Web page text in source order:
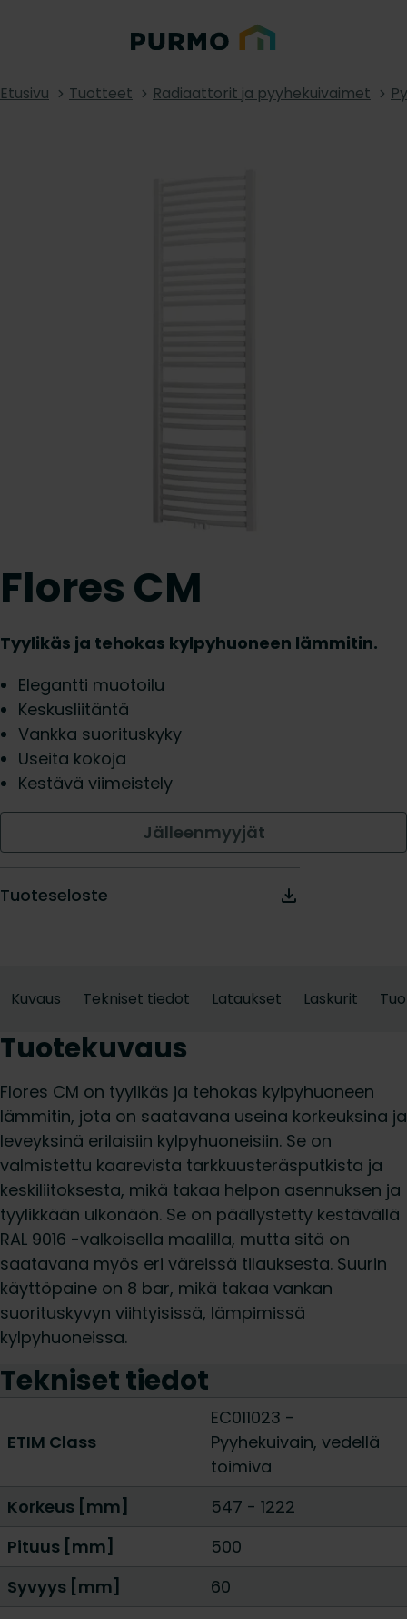
Etusivu Tuotteet Radiaattorit ja pyyhekuivaimet
Flores CM
Tyylikäs ja tehokas kylpyhuoneen lämmitin.
Elegantti muotoilu
Keskusliitäntä
Vankka suorituskyky
Useita kokoja
Kestävä viimeistely
Jälleenmyyjät
Tuoteseloste
Kuvaus Tekniset tiedot Lataukset Laskurit
Tuotekuvaus
Flores CM on tyylikäs ja tehokas kylpyhuoneen
lämmitin, jota on saatavana useina korkeuksina ja
leveyksinä erilaisiin kylpyhuoneisiin. Se on
valmistettu kaarevista tarkkuusteräsputkista ja
keskiliitoksesta, mikä takaa helpon asennuksen ja
tyylikkään ulkonäön. Se on päällystetty kestävällä
RAL 9016 -valkoisella maalilla, mutta sitä on
saatavana myös eri väreissä tilauksesta. Suurin
käyttöpaine on 8 bar, mikä takaa vankan
suorituskyvyn viihtyisissä, lämpimissä
kylpyhuoneissa.
Tekniset tiedot
ETIM Class
EC011023 -
Pyyhekuivain, vedellä
toimiva
Korkeus [mm]
547 - 1222
Pituus [mm]
500
Syvyys [mm]
60